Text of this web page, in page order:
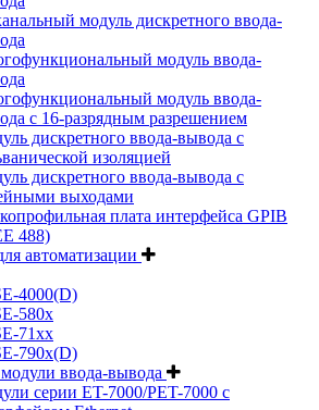
модуль дискретного ввода-
модуль ввода-
модуль ввода-
c 16-разрядным разрешением
дискретного ввода-вывода с
изоляцией
дискретного ввода-вывода с
выходами
плата интерфейса GPIB
488)
автоматизации
4000(D)
580x
71xx
790x(D)
ввода-вывода
серии ET-7000/PET-7000 с